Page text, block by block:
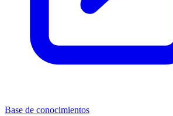
Base de conocimientos